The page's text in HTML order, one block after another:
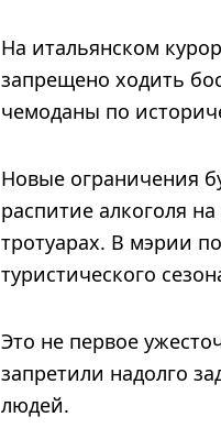
На итальянском
запрещено ходить
чемоданы по
Новые ограничения
распитие алкоголя
тротуарах. В мэрии
туристического
Это не первое
запретили надолго
людей.